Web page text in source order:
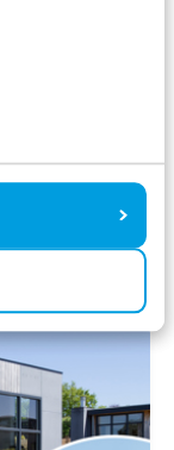
896,00 €
für 2 Personen